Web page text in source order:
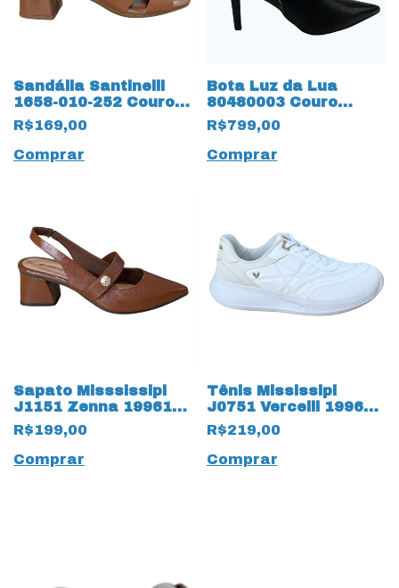
Sandália Santinelli
1658-010-252 Couro
Natural
R$169,00
Comprar
Bota Luz da Lua
80480003 Couro
Natural Saara 17217
Preto
R$799,00
Comprar
Sapato Misssissipi
J1151 Zenna 19961
Tabaco
R$199,00
Comprar
Tênis Mississipi
J0751 Vercelli 19963
New White
R$219,00
Comprar